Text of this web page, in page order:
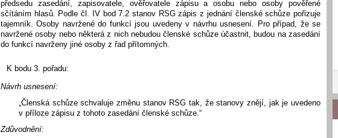
předsedu zasedání, zapisovatele, ověřovatele zápisu a osobu nebo osoby pověřené
sčítáním hlasů. Podle čl. IV bod 7.2 stanov RSG zápis z jednání členské schůze pořizuje
tajemník. Osoby navržené do funkcí jsou uvedeny v návrhu usnesení. Pro případ, že se
navržené osoby nebo některá z nich nebudou členské schůze účastnit, budou na zasedání
do funkcí navrženy jiné osoby z řad přítomných.
K bodu 3. pořadu:
Návrh usnesení:
„Členská schůze schvaluje změnu stanov RSG tak, že stanovy znějí, jak je uvedeno
v příloze zápisu z tohoto zasedání členské schůze.“
Zdůvodnění: